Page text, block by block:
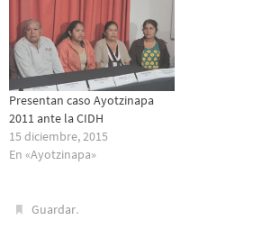
Presentan caso Ayotzinapa
2011 ante la CIDH
15 diciembre, 2015
En «Ayotzinapa»
Guardar.